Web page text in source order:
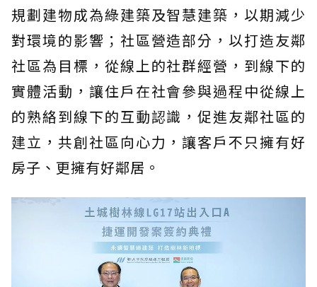
規劃建物成為綠建築及智慧建築，以期減少
對環境的影響；社區營造部分，以打造友鄰
社區為目標，從線上的社群經營，到線下的
實體活動，讓住戶在社會參與過程中從線上
的熟絡到線下的互動認識，促進友鄰社區的
建立，共創社區向心力，讓客戶不只擁有好
房子、更擁有好鄰居。